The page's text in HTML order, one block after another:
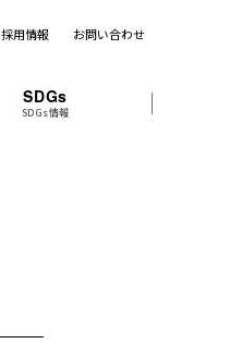
採用情報 お問い合わせ
SDGs
SDGs情報